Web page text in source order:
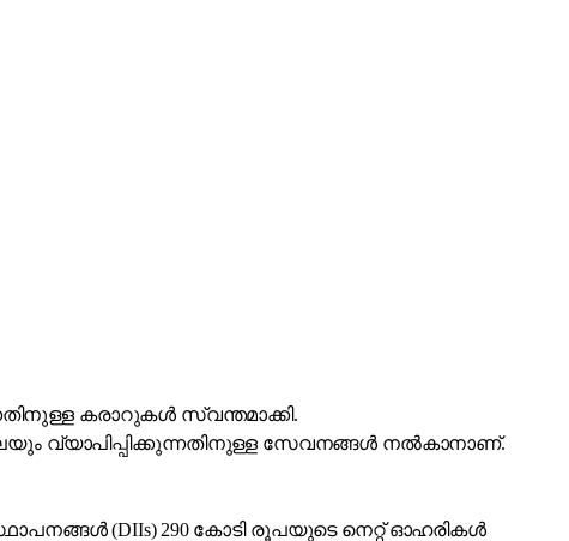
കരാറുകൾ സ്വന്തമാക്കി.
വ്യാപിപ്പിക്കുന്നതിനുള്ള സേവനങ്ങൾ നൽകാനാണ്.
(DIIs) 290 കോടി രൂപയുടെ നെറ്റ് ഓഹരികൾ